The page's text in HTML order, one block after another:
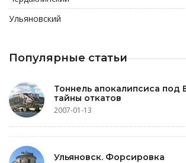
Ульяновский
Популярные статьи
Тоннель апокалипсиса под
тайны откатов
2007-01-13
Ульяновск. Форсировка